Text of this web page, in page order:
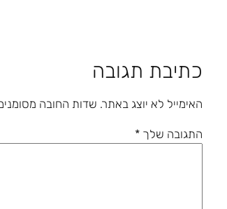
כתיבת תגובה
האימייל לא יוצג באתר. שדות החובה
התגובה שלך *